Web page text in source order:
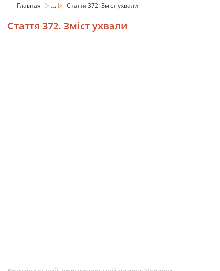
Главная ... Стаття 372. Зміст ухвали
Стаття 372. Зміст ухвали